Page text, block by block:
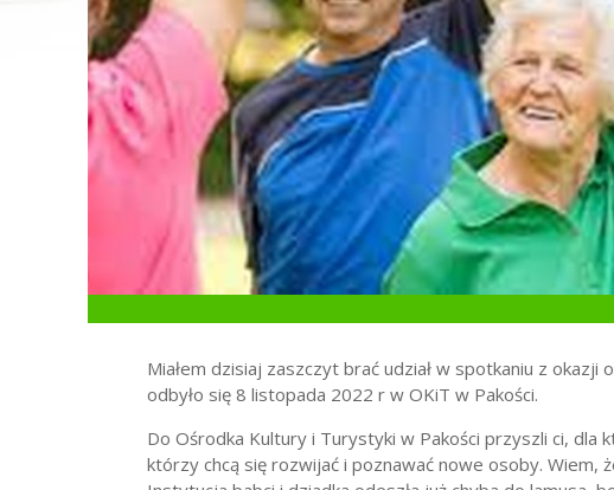
Miałem dzisiaj zaszczyt brać udział w spotkaniu z
odbyło się 8 listopada 2022 r w OKiT w Pakości.
Do Ośrodka Kultury i Turystyki w Pakości przyszli ci,
którzy chcą się rozwijać i poznawać nowe osoby. Wiem,